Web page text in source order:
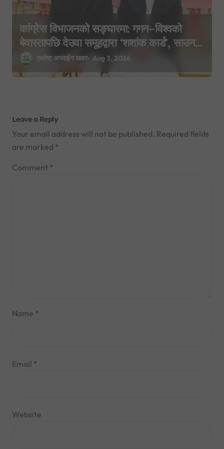
कांग्रेस विभाजनको सङ्घारमा: गगन–विश्वको
बेवास्तापछि देउवा समूहद्वारा ‘शशांक कार्ड’, साउन
२९ मा नयाँ राजनीतिक यात्राको घोषणा तयारी!
एभरेष्ट अन्लाईन खबर Aug 3, 2026
Leave a Reply
Your email address will not be published. Required fields
are marked *
Comment *
Name *
Email *
Website